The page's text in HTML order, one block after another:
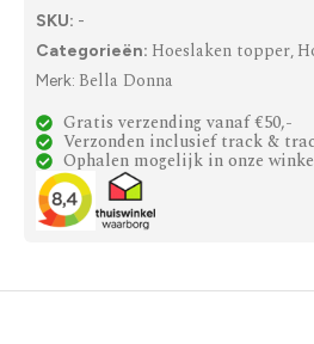
SKU: -
Categorieën: Hoeslaken topper,
Merk: Bella Donna
Gratis verzending vanaf €50,-
Verzonden inclusief track &
Ophalen mogelijk in onze